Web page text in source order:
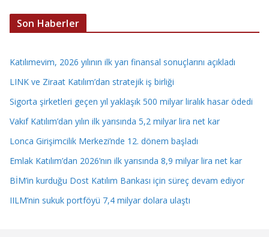
Son Haberler
Katılımevim, 2026 yılının ilk yarı finansal sonuçlarını açıkladı
LINK ve Ziraat Katılım’dan stratejik iş birliği
Sigorta şirketleri geçen yıl yaklaşık 500 milyar liralık hasar ödedi
Vakıf Katılım’dan yılın ilk yarısında 5,2 milyar lira net kar
Lonca Girişimcilik Merkezi’nde 12. dönem başladı
Emlak Katılım’dan 2026’nın ilk yarısında 8,9 milyar lira net kar
BİM’in kurduğu Dost Katılım Bankası için süreç devam ediyor
IILM’nin sukuk portföyü 7,4 milyar dolara ulaştı